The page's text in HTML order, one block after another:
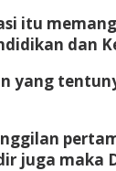
itu
dan
yang
juga maka